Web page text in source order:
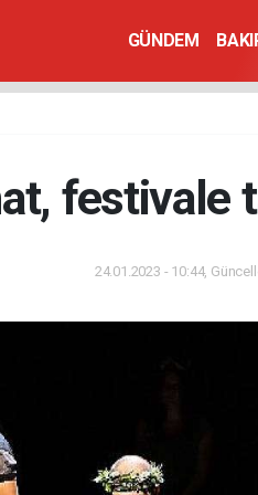
GÜNDEM
festivale
24.01.2023 - 10:44,